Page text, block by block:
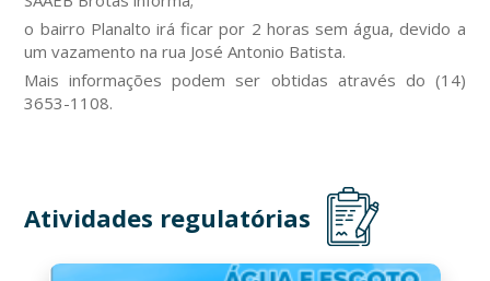
o bairro Planalto irá ficar por 2 horas sem água, devido a
um vazamento na rua José Antonio Batista.
Mais informações podem ser obtidas através do (14)
3653-1108.
Atividades regulatórias